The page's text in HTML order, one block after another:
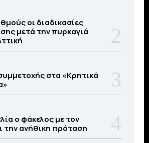
οι διαδικασίες
μετά την πυρκαγιά
στα «Κρητικά
ο φάκελος με τον
την ανήθικη πρόταση